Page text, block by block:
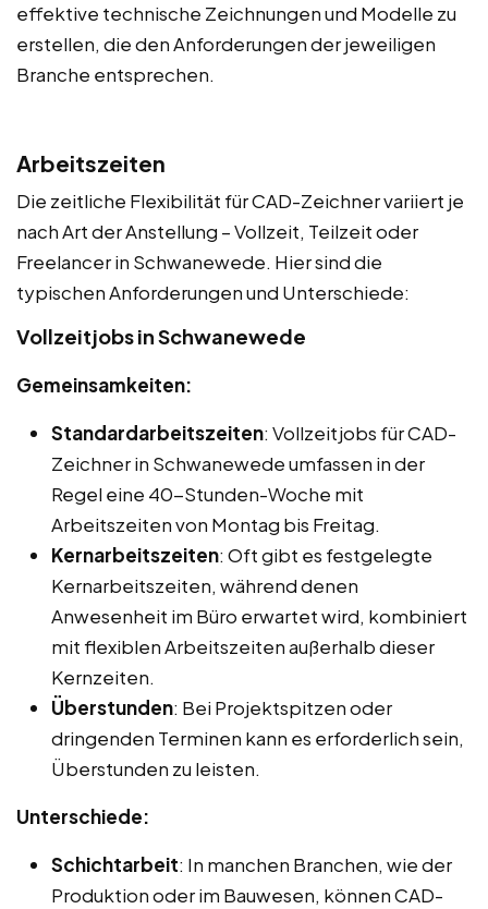
effektive technische Zeichnungen und Modelle zu
erstellen, die den Anforderungen der jeweiligen
Branche entsprechen.
Arbeitszeiten
Die zeitliche Flexibilität für CAD-Zeichner variiert je
nach Art der Anstellung – Vollzeit, Teilzeit oder
Freelancer in Schwanewede. Hier sind die
typischen Anforderungen und Unterschiede:
Vollzeitjobs in Schwanewede
Gemeinsamkeiten:
Standardarbeitszeiten: Vollzeitjobs für CAD-
Zeichner in Schwanewede umfassen in der
Regel eine 40-Stunden-Woche mit
Arbeitszeiten von Montag bis Freitag.
Kernarbeitszeiten: Oft gibt es festgelegte
Kernarbeitszeiten, während denen
Anwesenheit im Büro erwartet wird, kombiniert
mit flexiblen Arbeitszeiten außerhalb dieser
Kernzeiten.
Überstunden: Bei Projektspitzen oder
dringenden Terminen kann es erforderlich sein,
Überstunden zu leisten.
Unterschiede:
Schichtarbeit: In manchen Branchen, wie der
Produktion oder im Bauwesen, können CAD-